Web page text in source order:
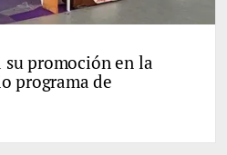
promoción en la
programa de